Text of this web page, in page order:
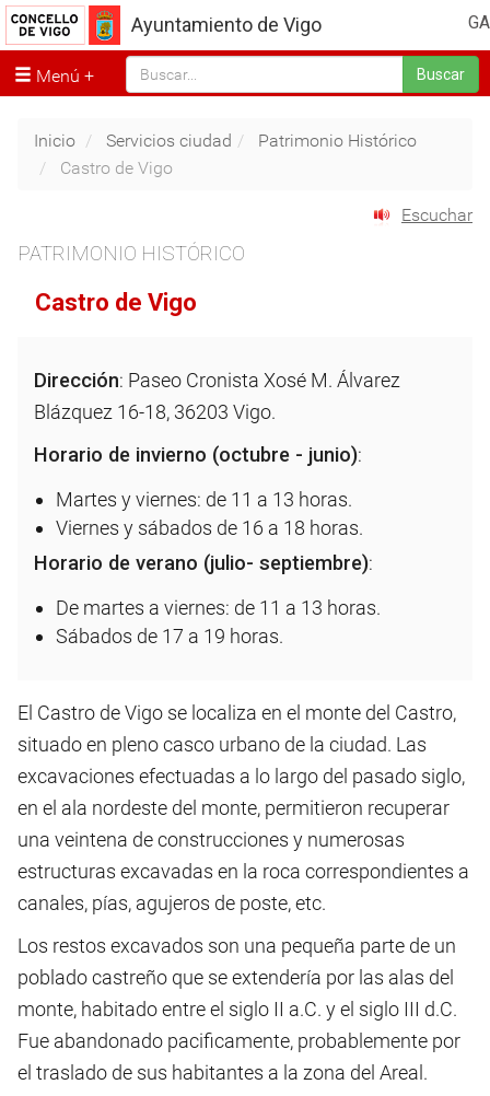
GA
Ayuntamiento de Vigo
Menú Buscar
Inicio Servicios ciudad
Patrimonio Histórico
Castro de Vigo
Escuchar
PATRIMONIO HISTÓRICO
Castro de Vigo
Dirección: Paseo Cronista Xosé M. Álvarez
Blázquez 16-18, 36203 Vigo.
Horario de invierno (octubre - junio):
Martes y viernes: de 11 a 13 horas.
Viernes y sábados de 16 a 18 horas.
Horario de verano (julio- septiembre):
De martes a viernes: de 11 a 13 horas.
Sábados de 17 a 19 horas.
El Castro de Vigo se localiza en el monte del Castro,
situado en pleno casco urbano de la ciudad. Las
excavaciones efectuadas a lo largo del pasado siglo,
en el ala nordeste del monte, permitieron recuperar
una veintena de construcciones y numerosas
estructuras excavadas en la roca correspondientes a
canales, pías, agujeros de poste, etc.
Los restos excavados son una pequeña parte de un
poblado castreño que se extendería por las alas del
monte, habitado entre el siglo II a.C. y el siglo III d.C.
Fue abandonado pacificamente, probablemente por
el traslado de sus habitantes a la zona del Areal.